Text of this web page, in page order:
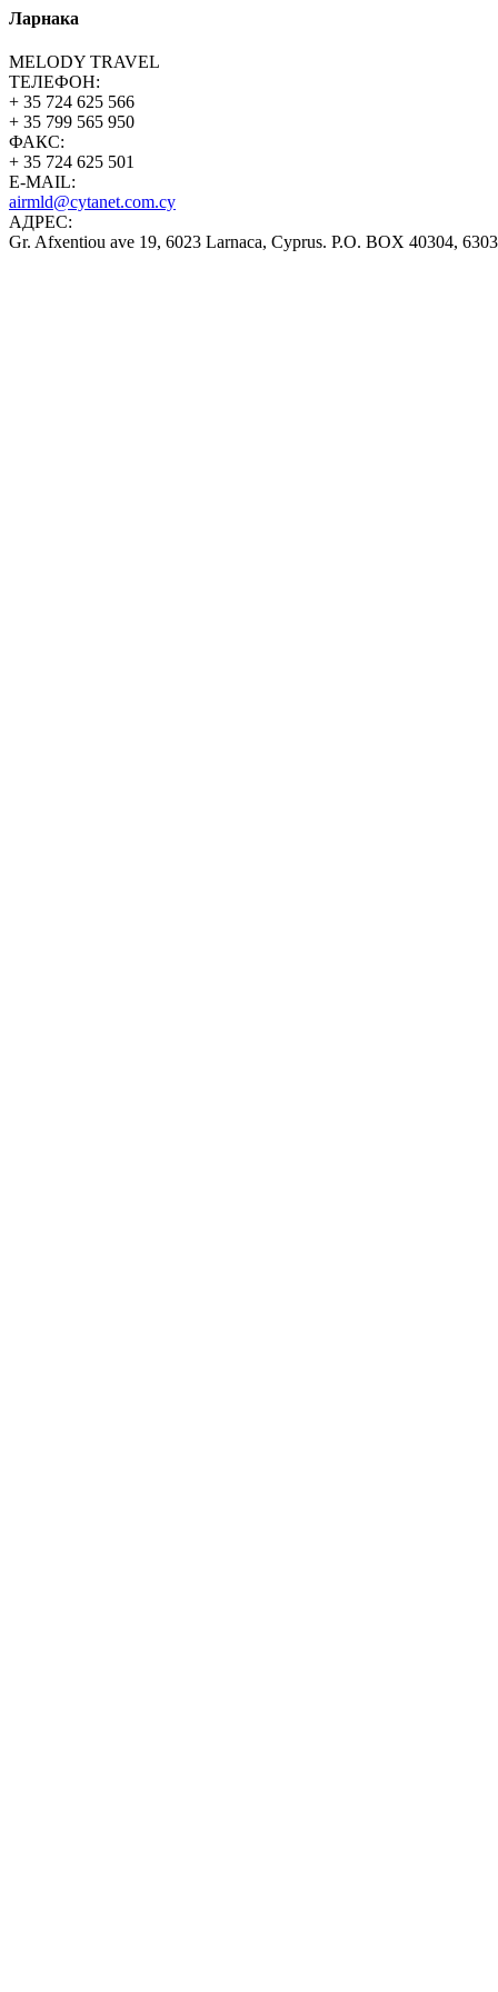
Ларнака
MELODY TRAVEL
ТЕЛЕФОН:
+ 35 724 625 566
+ 35 799 565 950
ФАКС:
+ 35 724 625 501
E-MAIL:
airmld@cytanet.com.cy
AДРЕС:
Gr. Afxentiou ave 19, 6023 Larnaca, Cyprus. P.O. BOX 40304,